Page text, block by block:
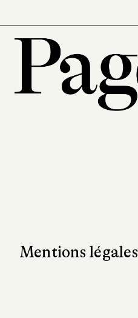
Mentions légales